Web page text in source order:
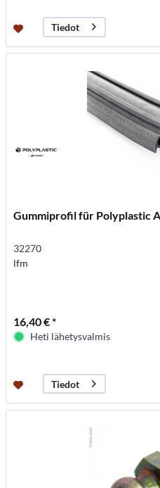
Tiedot
Gummiprofil für Polyplastic
32270
lfm
16,40 € *
Heti lähetysvalmis
Tiedot